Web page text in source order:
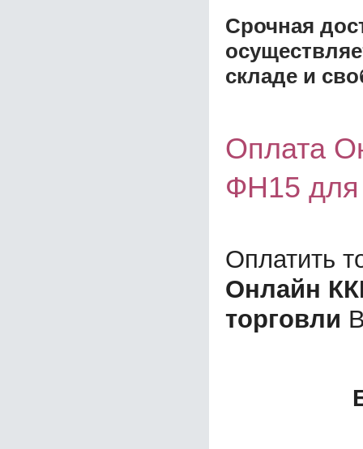
Срочная
складе и
Оплата
ФН15 для
Оплатить
Онлайн
торговли